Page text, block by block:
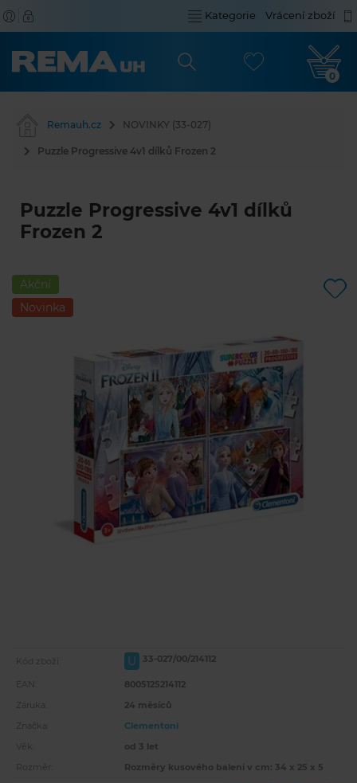
Kategorie Vrácení zboží
0
Remauh.cz NOVINKY (33-027)
Puzzle Progressive 4v1 dílků Frozen 2
Puzzle Progressive 4v1 dílků
Frozen 2
Akční
Novinka
Kód zboží: U 33-027/00/214112
EAN:
8005125214112
Záruka:
24 měsíců
Značka:
Clementoni
Věk:
od 3 let
Rozměr:
Rozměry kusového balení v cm: 34 x 25 x 5